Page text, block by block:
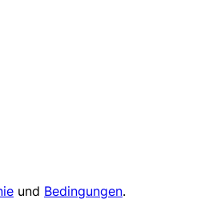
und Bedingungen.